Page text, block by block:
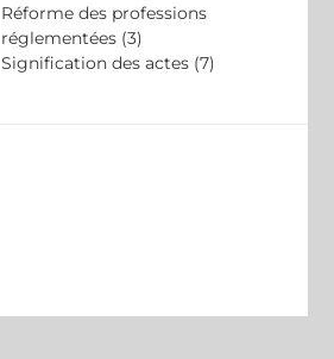
Réforme des professions
réglementées (3)
Signification des actes (7)